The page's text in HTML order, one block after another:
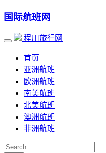
国际航班网
程川旅行网
首页
亚洲航班
欧洲航班
南美航班
北美航班
澳洲航班
非洲航班